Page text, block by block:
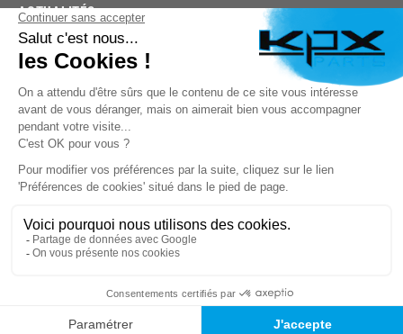
03.85.32.96.74
© 2026 -KPX PARTS- SITE CRÉÉ PARLET'S CLIC
ACTUALITÉS
TROUVEZ LA BONNE PIÈCE RAPIDEMENT
03.85.32.96.74